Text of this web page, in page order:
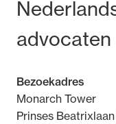
Bezoek-
advocaten
Bezoekadres
Monarch Tower
Prinses